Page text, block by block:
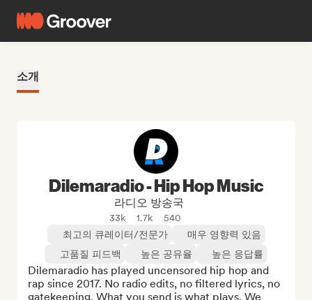
소개
Dilemaradio - Hip Hop Music
라디오 방송국
33k 1.7k
540
최고의 큐레이터/전문가
매우 영향력 있음
고품질 피드백
높은 공유율 높은 응답률
Dilemaradio has played uncensored hip hop and
rap since 2017. No radio edits, no filtered lyrics, no
gatekeeping. What you send is what plays. We